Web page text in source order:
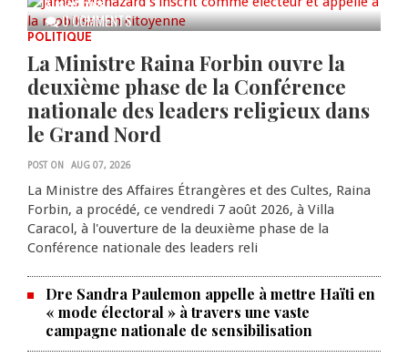
0 COMMENTS
AUG 07, 2026
POLITIQUE
La Ministre Raina Forbin ouvre la
deuxième phase de la Conférence
nationale des leaders religieux dans
le Grand Nord
POST ON AUG 07, 2026
La Ministre des Affaires Étrangères et des Cultes, Raina
Forbin, a procédé, ce vendredi 7 août 2026, à Villa
Caracol, à l'ouverture de la deuxième phase de la
Conférence nationale des leaders reli
Dre Sandra Paulemon appelle à mettre Haïti en
« mode électoral » à travers une vaste
campagne nationale de sensibilisation